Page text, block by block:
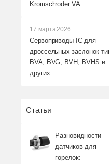
Kromschroder VA
17 марта 2026
Сервоприводы IC для
дроссельных заслонок
BVA, BVG, BVH, BVHS и
других
Статьи
Разновидности
датчиков для
горелок: